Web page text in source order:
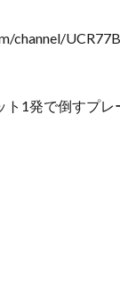
channel/
1発で倒すプ